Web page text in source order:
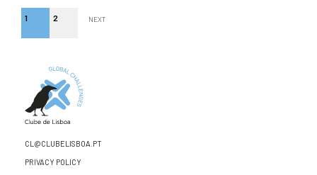
1 2 NEXT
CL@CLUBELISBOA.PT
PRIVACY POLICY